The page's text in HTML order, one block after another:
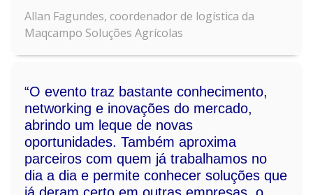
Allan Fagundes, coordenador de logística da
Maqcampo Soluções Agrícolas
“O evento traz bastante conhecimento,
networking e inovações do mercado,
abrindo um leque de novas
oportunidades. Também aproxima
parceiros com quem já trabalhamos no
dia a dia e permite conhecer soluções que